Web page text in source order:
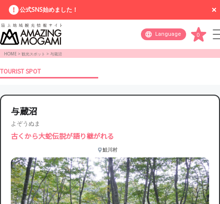
公式SNS始めました！
Language 0
HOME > 観光スポット > 与蔵沼
TOURIST SPOT
与蔵沼
よぞうぬま
古くから大蛇伝説が語り継がれる
鮭川村